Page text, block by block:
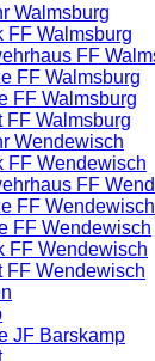
Walmsburg
FF Walmsburg
FF
FF Walmsburg
FF Walmsburg
FF Walmsburg
Wendewisch
FF Wendewisch
FF
FF Wendewisch
FF Wendewisch
FF Wendewisch
FF Wendewisch
JF Barskamp